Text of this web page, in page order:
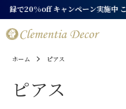
14時までの決済完了
ホーム
ピアス
ピアス
モチーフから探す
リーフ
ハート
リボン
誕生石から探す
1月ガーネット
地金から探す